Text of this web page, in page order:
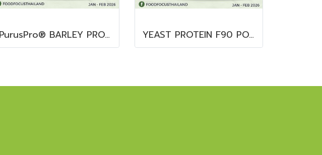
PurusPro® BARLEY PROTEIN YEAST PROTEIN F90 POWDER